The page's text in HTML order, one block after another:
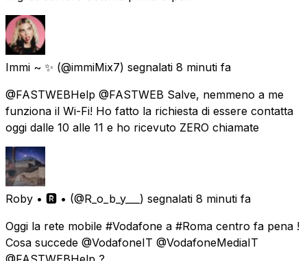
Immi ~ ✨ (@immiMix7) segnalati 8 minuti fa
@FASTWEBHelp @FASTWEB Salve, nemmeno a me
funziona il Wi-Fi! Ho fatto la richiesta di essere contatta
oggi dalle 10 alle 11 e ho ricevuto ZERO chiamate
Roby • 🆁 • (@R_o_b_y___) segnalati 8 minuti fa
Oggi la rete mobile #Vodafone a #Roma centro fa pena !
Cosa succede @VodafoneIT @VodafoneMediaIT